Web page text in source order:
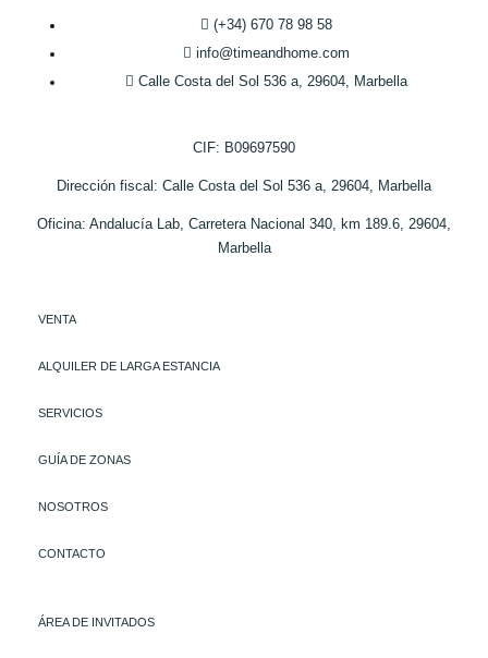
(+34) 670 78 98 58
info@timeandhome.com
Calle Costa del Sol 536 a, 29604, Marbella
CIF: B09697590
Dirección fiscal: Calle Costa del Sol 536 a, 29604, Marbella
Oficina: Andalucía Lab, Carretera Nacional 340, km 189.6, 29604,
Marbella
VENTA
ALQUILER DE LARGA ESTANCIA
SERVICIOS
GUÍA DE ZONAS
NOSOTROS
CONTACTO
ÁREA DE INVITADOS